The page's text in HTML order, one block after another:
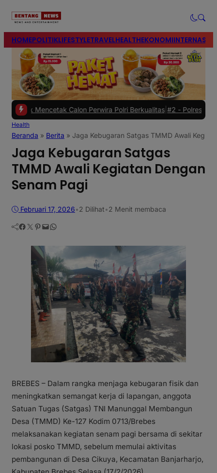
HOMEPOLITIKLIFESTYLETRAVELHEALTHEKONOMI
Calon Perwira Polri Berkualitas |#2 -Polres Brebes Dalami
Health
Beranda » Berita » Jaga Kebugaran Satgas TMMD Awali
Jaga Kebugaran Satgas
TMMD Awali Kegiatan Dengan
Senam Pagi
Februari 17, 2026•2 Dilihat•2 Menit membaca
Facebook Twitter Pinterest Mail WhatsApp
BREBES – Dalam rangka menjaga kebugaran fisik dan
meningkatkan semangat kerja di lapangan, anggota
Satuan Tugas (Satgas) TNI Manunggal Membangun
Desa (TMMD) Ke-127 Kodim 0713/Brebes
melaksanakan kegiatan senam pagi bersama di sekitar
lokasi posko TMMD, sebelum memulai aktivitas
pembangunan di Desa Cikuya, Kecamatan Banjarharjo,